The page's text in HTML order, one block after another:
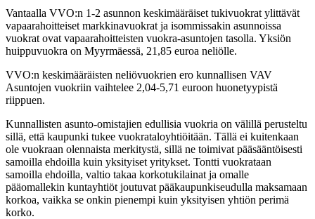
Vantaalla VVO:n 1-2 asunnon keskimääräiset tukivuokrat ylittävät
vapaarahoitteiset markkinavuokrat ja isommissakin asunnoissa
vuokrat ovat vapaarahoitteisten vuokra-asuntojen tasolla. Yksiön
huippuvuokra on Myyrmäessä, 21,85 euroa neliölle.
VVO:n keskimääräisten neliövuokrien ero kunnallisen VAV
Asuntojen vuokriin vaihtelee 2,04-5,71 euroon huonetyypistä
riippuen.
Kunnallisten asunto-omistajien edullisia vuokria on välillä perusteltu
sillä, että kaupunki tukee vuokrataloyhtiöitään. Tällä ei kuitenkaan
ole vuokraan olennaista merkitystä, sillä ne toimivat pääsääntöisesti
samoilla ehdoilla kuin yksityiset yritykset. Tontti vuokrataan
samoilla ehdoilla, valtio takaa korkotukilainat ja omalle
pääomallekin kuntayhtiöt joutuvat pääkaupunkiseudulla maksamaan
korkoa, vaikka se onkin pienempi kuin yksityisen yhtiön perimä
korko.